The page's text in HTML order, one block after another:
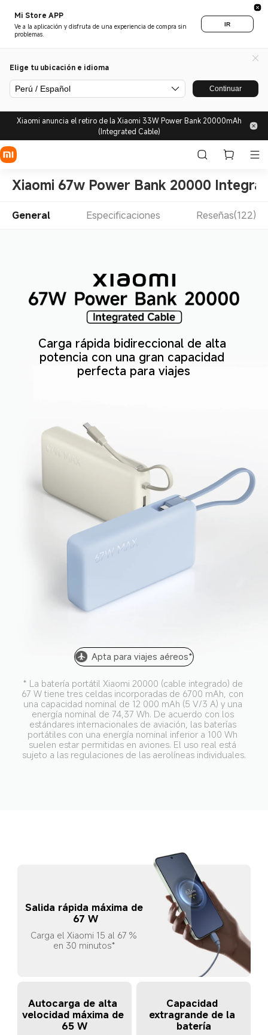
Mi Store APP
Ve a la aplicación y disfruta de una experiencia de compra sin
problemas.
IR
Elige tu ubicación e idioma
Perú / Español Continuar
Xiaomi anuncia el retiro de la Xiaomi 33W Power Bank 20000mAh
(Integrated Cable)
Xiaomi 67w Power Bank 20000
General Especificaciones Reseñas(122)
Carga rápida bidireccional de alta
potencia con una gran capacidad
perfecta para viajes
Apta para viajes aéreos*
* La batería portátil Xiaomi 20000 (cable integrado) de
67 W tiene tres celdas incorporadas de 6700 mAh, con
una capacidad nominal de 12 000 mAh (5 V/3 A) y una
energía nominal de 74,37 Wh. De acuerdo con los
estándares internacionales de aviación, las baterías
portátiles con una energía nominal inferior a 100 Wh
suelen estar permitidas en aviones. El uso real está
sujeto a las regulaciones de las aerolíneas individuales.
Salida rápida máxima de
67 W
Carga el Xiaomi 15 al 67 %
en 30 minutos*
Autocarga de alta
velocidad máxima de
65 W
Capacidad
extragrande de la
batería